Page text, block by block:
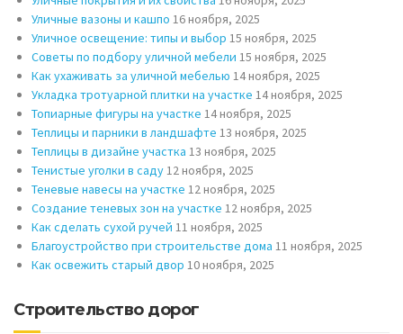
Уличные вазоны и кашпо 16 ноября, 2025
Уличное освещение: типы и выбор 15 ноября, 2025
Советы по подбору уличной мебели 15 ноября, 2025
Как ухаживать за уличной мебелью 14 ноября, 2025
Укладка тротуарной плитки на участке 14 ноября, 2025
Топиарные фигуры на участке 14 ноября, 2025
Теплицы и парники в ландшафте 13 ноября, 2025
Теплицы в дизайне участка 13 ноября, 2025
Тенистые уголки в саду12 ноября, 2025
Теневые навесы на участке 12 ноября, 2025
Создание теневых зон на участке 12 ноября, 2025
Как сделать сухой ручей 11 ноября, 2025
Благоустройство при строительстве дома 11 ноября, 2025
Как освежить старый двор 10 ноября, 2025
Строительство дорог